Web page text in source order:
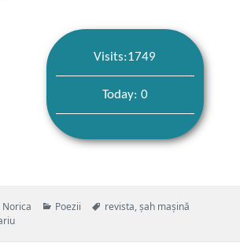
Visits:1749
Today: 0
Autor
Norica Categorii
Poezii Etichete
revista,șah mașină
la ȘAHmagazin